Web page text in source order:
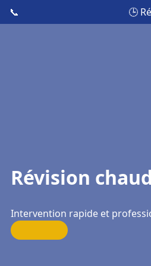
📞 🕒
Révision
Intervention rapide et